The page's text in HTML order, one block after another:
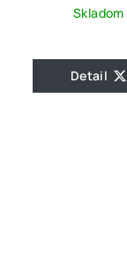
Skladom
Detail